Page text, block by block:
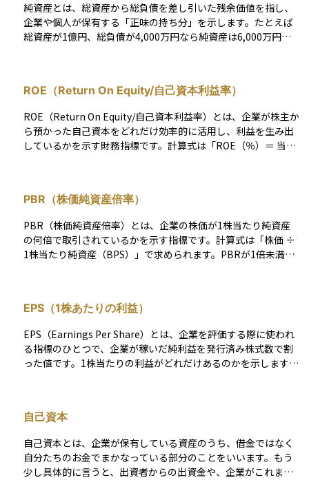
純資産とは、総資産から総負債を差し引いた残余価値を指し、
企業や個人が保有する「正味の持ち分」を示します。たとえば
総資産が1億円、総負債が4,000万円なら純資産は6,000万円と
金・資本剰余金・利益剰余金など）とその他包括利益累計額が
主要項目です。純資産は自己資本比率やROEの分母となり、財
務健全性や資本効率を測定する起点になる指標です。利益の内
部留保や株式発行が増加要因となる一方、赤字計上や配当、自
己株式取得は減少要因となります。また時価評価差額や為替換
産は現預金、株式・投資信託、年金積立、不動産、車などの資
などの負債を差し引いて算定します。この数値はFIREや教育・
住宅資金計画の進捗を測る物差しとなり、住宅ローン審査など
各種与信判断でも重視されるため、家計の健康診断に欠かせま
（負債÷総資産）など関連指標と併用すれば、リスク耐性や資
簿を更新し、純資産が目標ペースで増えているかを確認しなが
ら、「資産価格」「収支」「レバレッジ」という三つの要因に
分解して要改善点を探ると、実践的な資産運用や財務戦略の見
継続的に点検し、関連指標と照らし合わせながら経営判断やラ
イフプランをアップデートしていくことが、長期的な資産形成
と財務健全性の鍵となります。
ROE（Return On Equity/自己資本利益率）
ROE（Return On Equity/自己資本利益率）とは、企業が株主か
ら預かった自己資本をどれだけ効率的に活用し、利益を生み出
しているかを示す財務指標です。計算式は「ROE（％）＝ 当期
げていると判断され、投資家にとって魅力的な企業と見なされ
やすくなります。ただし、自己資本を減らしてROEを意図的に
高める手法もあるため、借入依存度（財務レバレッジ）とのバ
ランスも考慮する必要があります。長期投資の際は、ROEの推
移や業界平均と比較し、持続的な成長が可能かを見極めること
算式はROE(%)＝当期純利益 ÷ 自己資本 × 100、またはROE
00。ROE（自己資本利益率）は、投資家が投下した資本に対
し、企業がどれだけの利益を上げているかを表す重要な財務指
標。ROEの数値が高いほど経営効率が良いと言える。
PBR（株価純資産倍率）
PBR（株価純資産倍率）とは、企業の株価が1株当たり純資産
の何倍で取引されているかを示す指標です。計算式は「株価 ÷
1株当たり純資産（BPS）」で求められます。PBRが1倍未満の
EPS（1株あたりの利益）
EPS（Earnings Per Share）とは、企業を評価する際に使われ
る指標のひとつで、企業が稼いだ純利益を発行済み株式数で割
った値です。1株当たりの利益がどれだけあるのかを示します。
す。
自己資本
自己資本とは、企業が保有している資産のうち、借金ではなく
自分たちのお金でまかなっている部分のことをいいます。もう
少し具体的に言うと、出資者からの出資金や、企業がこれまで